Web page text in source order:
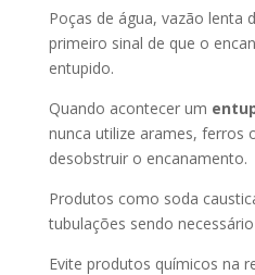
Poças de água, vazão lenta
primeiro sinal de que o
entupido.
Quando acontecer um
nunca utilize arames, ferros
desobstruir o encanamento.
Produtos como soda
tubulações sendo
Evite produtos químicos na